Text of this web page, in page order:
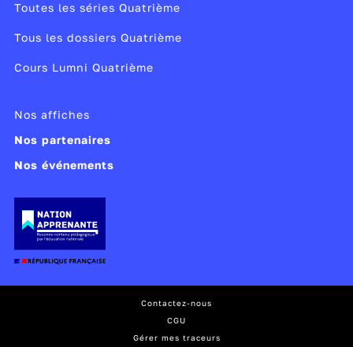
Toutes les séries Quatrième
Tous les dossiers Quatrième
Cours Lumni Quatrième
Nos affiches
Nos partenaires
Nos événements
Contactez-nous
CGU
Gérer mes traceurs